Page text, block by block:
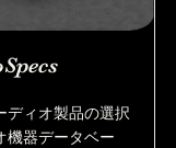
ディオ製品の選択
機器データベー